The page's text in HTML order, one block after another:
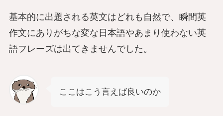
基本的に出題される英文はどれも自然で、瞬間英
作文にありがちな変な日本語やあまり使わない英
語フレーズは出てきませんでした。
ここはこう言えば良いのか